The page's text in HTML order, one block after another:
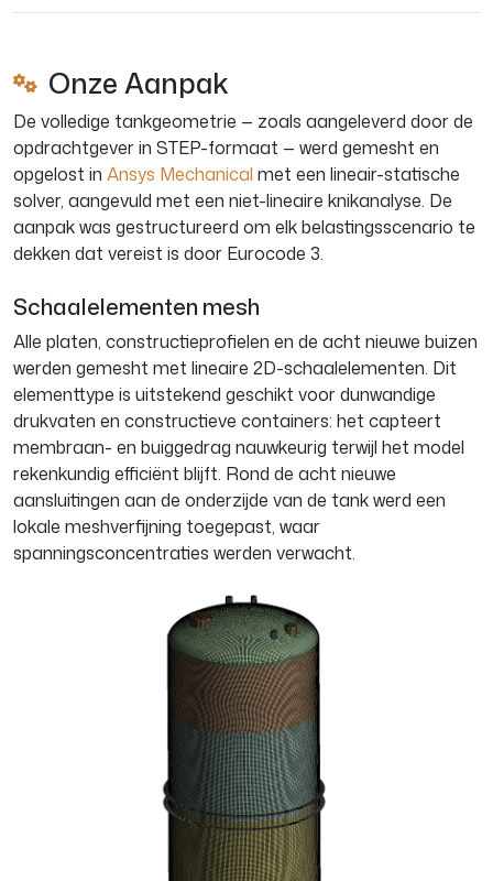
Onze Aanpak
De volledige tankgeometrie — zoals aangeleverd door de
opdrachtgever in STEP-formaat — werd gemesht en
opgelost in Ansys Mechanical met een lineair-statische
solver, aangevuld met een niet-lineaire knikanalyse. De
aanpak was gestructureerd om elk belastingsscenario te
dekken dat vereist is door Eurocode 3.
Schaalelementen mesh
Alle platen, constructieprofielen en de acht nieuwe buizen
werden gemesht met lineaire 2D-schaalelementen. Dit
elementtype is uitstekend geschikt voor dunwandige
drukvaten en constructieve containers: het capteert
membraan- en buiggedrag nauwkeurig terwijl het model
rekenkundig efficiënt blijft. Rond de acht nieuwe
aansluitingen aan de onderzijde van de tank werd een
lokale meshverfijning toegepast, waar
spanningsconcentraties werden verwacht.